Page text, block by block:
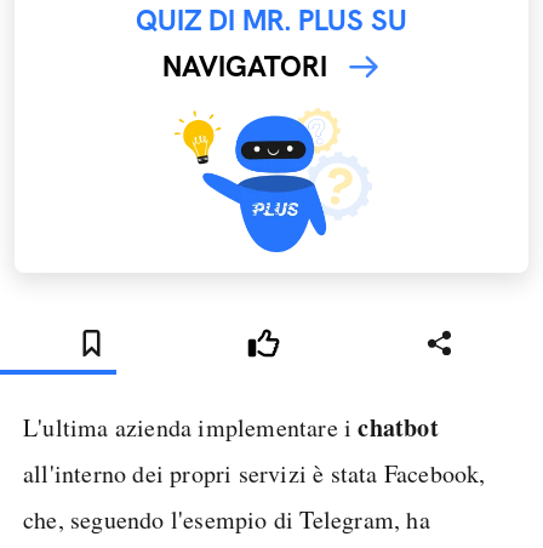
QUIZ DI MR. PLUS SU
NAVIGATORI
L'ultima azienda implementare ichatbot
all'interno dei propri servizi è stata Facebook,
che, seguendo l'esempio di Telegram, ha